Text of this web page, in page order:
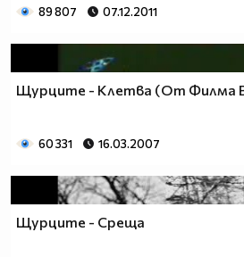
89 807 07.12.2011
Щурците - Клетва (От Филма
60 331 16.03.2007
Щурците - Среща